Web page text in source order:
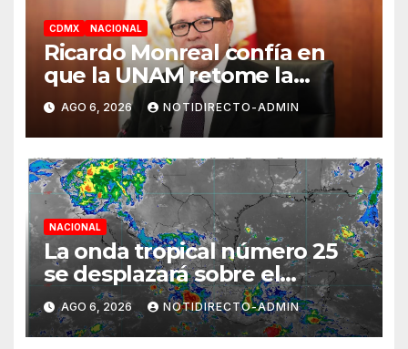
CDMX NACIONAL
Ricardo Monreal confía en
que la UNAM retome la
normalidad e inicie el
semestre mediante el diálogo
AGO 6, 2026 NOTIDIRECTO-ADMIN
NACIONAL
La onda tropical número 25
se desplazará sobre el
sureste mexicano
AGO 6, 2026 NOTIDIRECTO-ADMIN